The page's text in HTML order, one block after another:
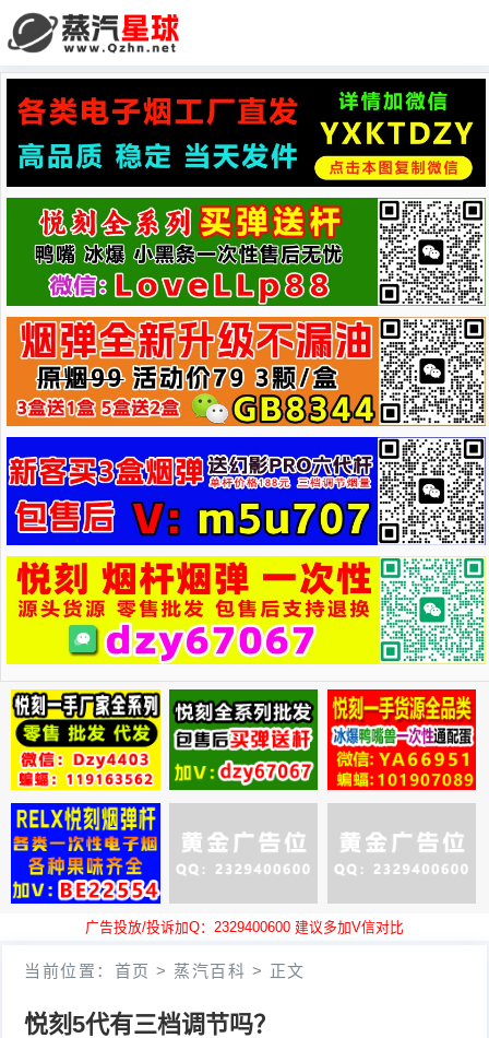
广告投放/投诉加Q：2329400600 建议多加V信对比
当前位置： 首页 > 蒸汽百科 > 正文
悦刻5代有三档调节吗？